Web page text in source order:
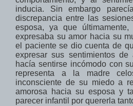
inducia. Sin embargo
discrepancia entre las
esposa, ya que
expresaba su amor hacia su
el paciente se dio cuenta de
expresar sus sentimientos de
hacía sentirse incómodo con
representa a la
madre
inconsciente de su miedo a
amorosa
hacia su esposa y
parecer infantil por quererla